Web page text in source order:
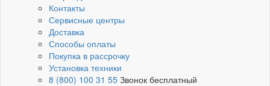
Контакты
Сервисные центры
Доставка
Способы оплаты
Покупка в рассрочку
Установка техники
8 (800) 100 31 55 Звонок бесплатный